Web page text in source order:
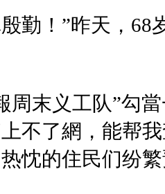
勤！”昨天，
周末义工队”勾
不了網，能帮
忱的住民们纷繁